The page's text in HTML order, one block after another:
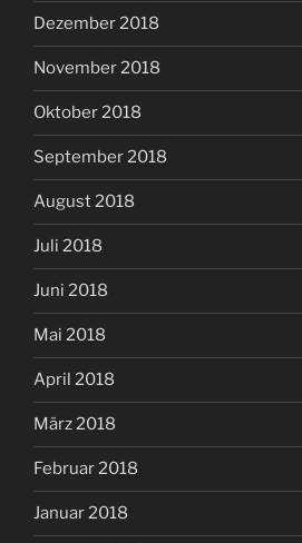
Dezember 2018
November 2018
Oktober 2018
September 2018
August 2018
Juli 2018
Juni 2018
Mai 2018
April 2018
März 2018
Februar 2018
Januar 2018